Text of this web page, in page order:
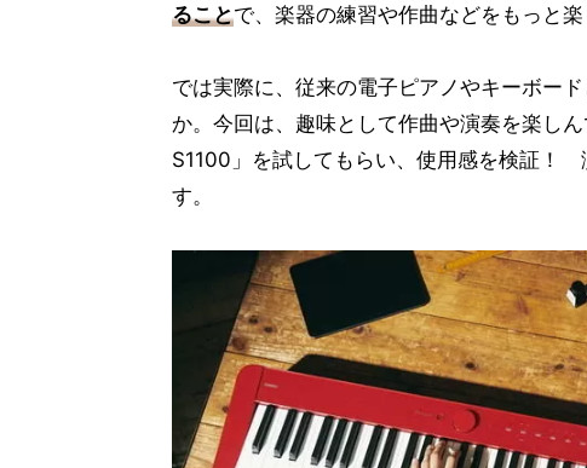
ることで、楽器の練習や作曲などをもっと
では実際に、従来の電子ピアノやキーボー
か。今回は、趣味として作曲や演奏を楽し
S1100」を試してもらい、使用感を検証！
す。